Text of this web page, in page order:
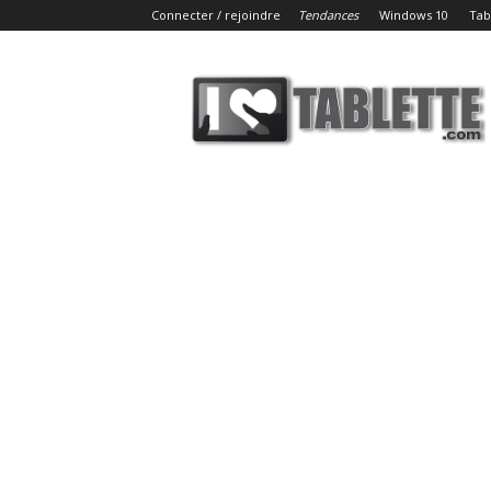
Connecter / rejoindre Tendances Windows 10